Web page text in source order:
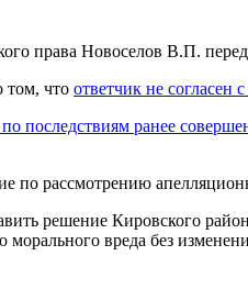
права Новоселов В.П. перед
том, что ответчик не
последствиям ранее
по рассмотрению
решение Кировского
вреда без